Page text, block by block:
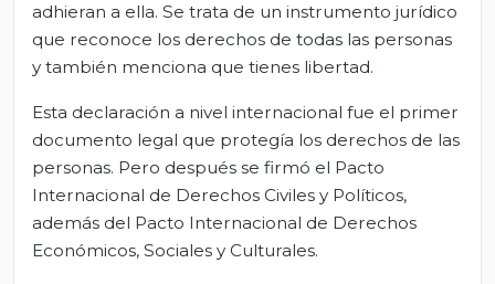
adhieran a ella. Se trata de un instrumento jurídico
que reconoce los derechos de todas las personas
y también menciona que tienes libertad.
Esta declaración a nivel internacional fue el primer
documento legal que protegía los derechos de las
personas. Pero después se firmó el Pacto
Internacional de Derechos Civiles y Políticos,
además del Pacto Internacional de Derechos
Económicos, Sociales y Culturales.